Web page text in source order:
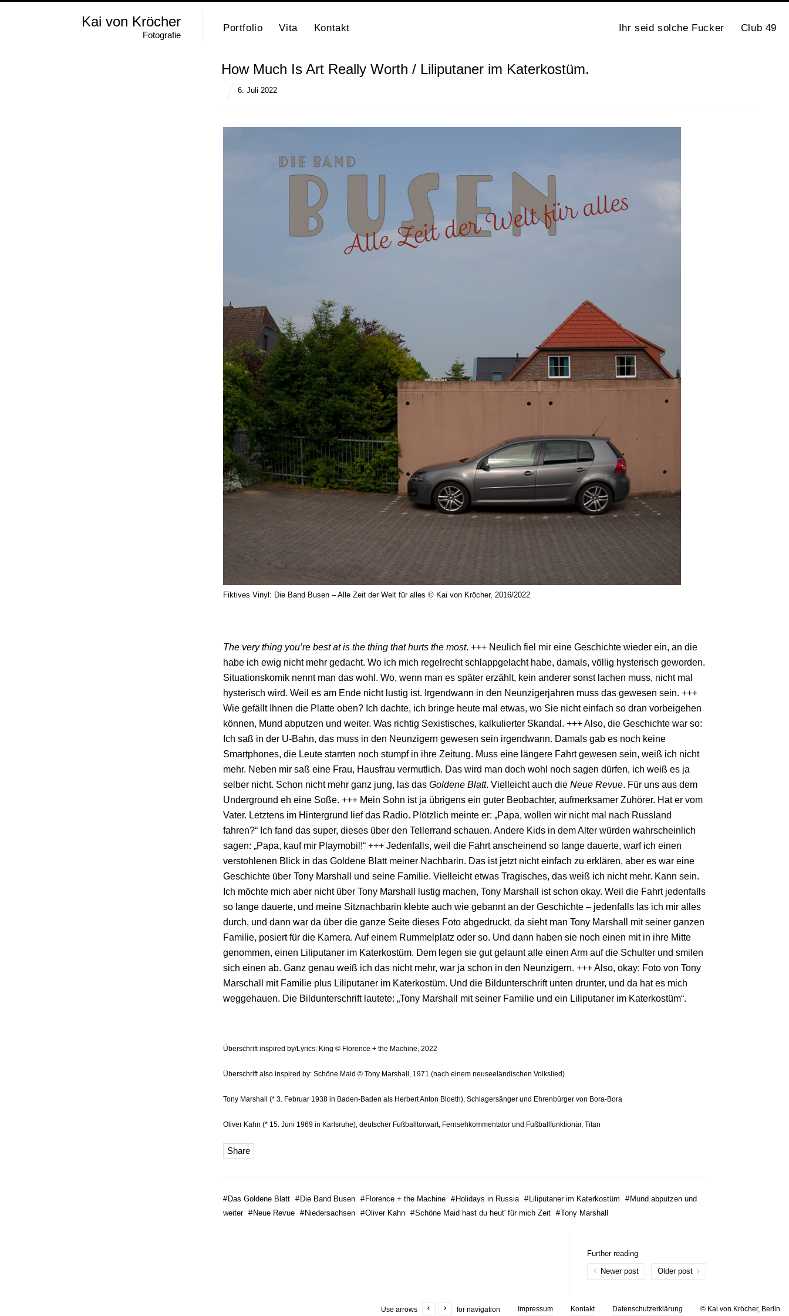
Kai von Kröcher
Fotografie
Portfolio Vita Kontakt Ihr seid solche Fucker Club 49
How Much Is Art Really Worth / Liliputaner im Katerkostüm.
6. Juli 2022
Fiktives Vinyl: Die Band Busen – Alle Zeit der Welt für alles © Kai von Kröcher, 2016/2022
The very thing you’re best at is the thing that hurts the most. +++ Neulich fiel mir eine Geschichte wieder ein, an die
habe ich ewig nicht mehr gedacht. Wo ich mich regelrecht schlappgelacht habe, damals, völlig hysterisch geworden.
Situationskomik nennt man das wohl. Wo, wenn man es später erzählt, kein anderer sonst lachen muss, nicht mal
hysterisch wird. Weil es am Ende nicht lustig ist. Irgendwann in den Neunzigerjahren muss das gewesen sein. +++
Wie gefällt Ihnen die Platte oben? Ich dachte, ich bringe heute mal etwas, wo Sie nicht einfach so dran vorbeigehen
können, Mund abputzen und weiter. Was richtig Sexistisches, kalkulierter Skandal. +++ Also, die Geschichte war so:
Ich saß in der U-Bahn, das muss in den Neunzigern gewesen sein irgendwann. Damals gab es noch keine
Smartphones, die Leute starrten noch stumpf in ihre Zeitung. Muss eine längere Fahrt gewesen sein, weiß ich nicht
mehr. Neben mir saß eine Frau, Hausfrau vermutlich. Das wird man doch wohl noch sagen dürfen, ich weiß es ja
selber nicht. Schon nicht mehr ganz jung, las das Goldene Blatt. Vielleicht auch die Neue Revue. Für uns aus dem
Underground eh eine Soße. +++ Mein Sohn ist ja übrigens ein guter Beobachter, aufmerksamer Zuhörer. Hat er vom
Vater. Letztens im Hintergrund lief das Radio. Plötzlich meinte er: „Papa, wollen wir nicht mal nach Russland
fahren?“ Ich fand das super, dieses über den Tellerrand schauen. Andere Kids in dem Alter würden wahrscheinlich
sagen: „Papa, kauf mir Playmobil!“ +++ Jedenfalls, weil die Fahrt anscheinend so lange dauerte, warf ich einen
verstohlenen Blick in das Goldene Blatt meiner Nachbarin. Das ist jetzt nicht einfach zu erklären, aber es war eine
Geschichte über Tony Marshall und seine Familie. Vielleicht etwas Tragisches, das weiß ich nicht mehr. Kann sein.
Ich möchte mich aber nicht über Tony Marshall lustig machen, Tony Marshall ist schon okay. Weil die Fahrt jedenfalls
so lange dauerte, und meine Sitznachbarin klebte auch wie gebannt an der Geschichte – jedenfalls las ich mir alles
durch, und dann war da über die ganze Seite dieses Foto abgedruckt, da sieht man Tony Marshall mit seiner ganzen
Familie, posiert für die Kamera. Auf einem Rummelplatz oder so. Und dann haben sie noch einen mit in ihre Mitte
genommen, einen Liliputaner im Katerkostüm. Dem legen sie gut gelaunt alle einen Arm auf die Schulter und smilen
sich einen ab. Ganz genau weiß ich das nicht mehr, war ja schon in den Neunzigern. +++ Also, okay: Foto von Tony
Marschall mit Familie plus Liliputaner im Katerkostüm. Und die Bildunterschrift unten drunter, und da hat es mich
weggehauen. Die Bildunterschrift lautete: „Tony Marshall mit seiner Familie und ein Liliputaner im Katerkostüm“.
Überschrift inspired by/Lyrics: King © Florence + the Machine, 2022
Überschrift also inspired by: Schöne Maid © Tony Marshall, 1971 (nach einem neuseeländischen Volkslied)
Tony Marshall (* 3. Februar 1938 in Baden-Baden als Herbert Anton Bloeth), Schlagersänger und Ehrenbürger von Bora-Bora
Oliver Kahn (* 15. Juni 1969 in Karlsruhe), deutscher Fußballtorwart, Fernsehkommentator und Fußballfunktionär, Titan
Share
# Das Goldene Blatt # Die Band Busen # Florence + the Machine # Holidays in Russia # Liliputaner im Katerkostüm # Mund abputzen und
weiter # Neue Revue # Niedersachsen #Oliver Kahn #Schöne Maid hast du heut' für mich Zeit #Tony Marshall
Further reading
Older post
Newer post
Impressum Kontakt Datenschutzerklärung © Kai von Kröcher, Berlin
Use arrows for navigation